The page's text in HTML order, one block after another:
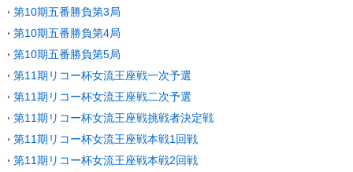
第10期五番勝負第3局
第10期五番勝負第4局
第10期五番勝負第5局
第11期リコー杯女流王座戦一次予選
第11期リコー杯女流王座戦二次予選
第11期リコー杯女流王座戦挑戦者決定戦
第11期リコー杯女流王座戦本戦1回戦
第11期リコー杯女流王座戦本戦2回戦